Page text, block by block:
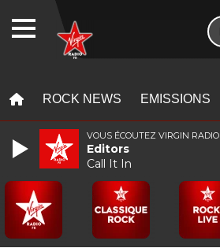
ROCK NEWS EMISSIONS
VOUS ÉCOUTEZ VIRGIN RADIO
Editors
Call It In
WEBRADIO